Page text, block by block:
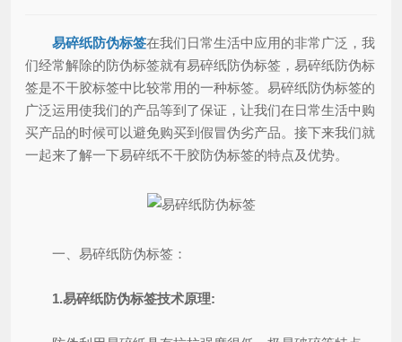
易碎纸防伪标签在我们日常生活中应用的非常广泛，我
们经常解除的防伪标签就有易碎纸防伪标签，易碎纸防伪标
签是不干胶标签中比较常用的一种标签。易碎纸防伪标签的
广泛运用使我们的产品等到了保证，让我们在日常生活中购
买产品的时候可以避免购买到假冒伪劣产品。接下来我们就
一起来了解一下易碎纸不干胶防伪标签的特点及优势。
一、易碎纸防伪标签：
1.易碎纸防伪标签技术原理: